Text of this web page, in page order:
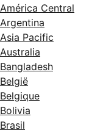
América Central
Argentina
Asia Pacific
Australia
Bangladesh
België
Belgique
Bolivia
Brasil